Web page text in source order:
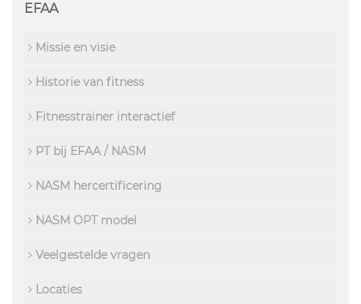
EFAA
Missie en visie
Historie van fitness
Fitnesstrainer interactief
PT bij EFAA / NASM
NASM hercertificering
NASM OPT model
Veelgestelde vragen
Locaties